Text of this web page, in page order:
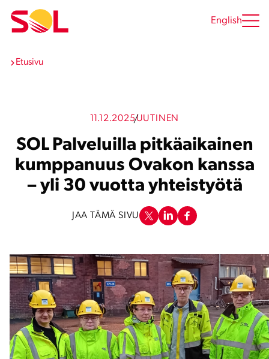
sisältöön
English
Etusivu
11.12.2025UUTINEN
SOL Palveluilla pitkäaikainen
kumppanuus Ovakon kanssa
– yli 30 vuotta yhteistyötä
JAA TÄMÄ SIVU